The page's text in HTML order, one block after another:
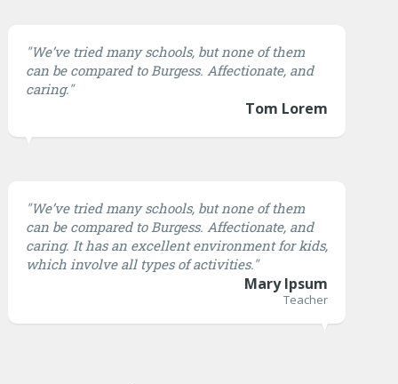
"We’ve tried many schools, but none of them
can be compared to Burgess. Affectionate, and
caring."
Tom Lorem
"We’ve tried many schools, but none of them
can be compared to Burgess. Affectionate, and
caring. It has an excellent environment for kids,
which involve all types of activities."
Mary Ipsum
Teacher